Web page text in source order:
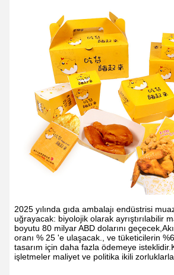
2025 yılında gıda ambalajı endüstrisi
uğrayacak: biyolojik olarak ayrıştırılabilir
boyutu 80 milyar ABD dolarını
oranı % 25 'e ulaşacak., ve tüketicilerin
tasarım için daha fazla ödemeye
işletmeler maliyet ve politika ikili zorluklarla